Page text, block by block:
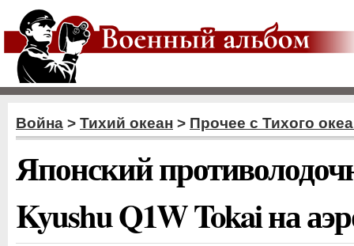
Война > Тихий океан > Прочее с Тихого
Японский
Kyushu Q1W Tokai на